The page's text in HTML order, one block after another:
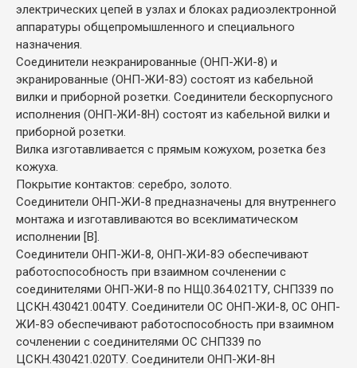
электрических цепей в узлах и блоках радиоэлектронной
аппаратуры общепромышленного и специального
назначения.
Соединители неэкранированные (ОНП-ЖИ-8) и
экранированные (ОНП-ЖИ-8Э) состоят из кабельной
вилки и приборной розетки. Соединители бескорпусного
исполнения (ОНП-ЖИ-8Н) состоят из кабельной вилки и
приборной розетки.
Вилка изготавливается с прямым кожухом, розетка без
кожуха.
Покрытие контактов: серебро, золото.
Соединители ОНП-ЖИ-8 предназначены для внутреннего
монтажа и изготавливаются во всеклиматическом
исполнении [В].
Соединители ОНП-ЖИ-8, ОНП-ЖИ-8Э обеспечивают
работоспособность при взаимном сочленении с
соединителями ОНП-ЖИ-8 по НЩ0.364.021ТУ, СНП339 по
ЦСКН.430421.004ТУ. Соединители ОС ОНП-ЖИ-8, ОС ОНП-
ЖИ-8Э обеспечивают работоспособность при взаимном
сочленении с соединителями ОС СНП339 по
ЦСКН.430421.020ТУ. Соединители ОНП-ЖИ-8Н